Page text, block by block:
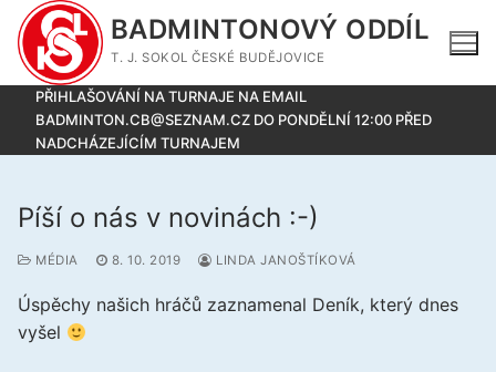
Přeskočit
na
obsah
BADMINTONOVÝ ODDÍL
T. J. SOKOL ČESKÉ BUDĚJOVICE
PŘIHLAŠOVÁNÍ NA TURNAJE NA EMAIL
BADMINTON.CB@SEZNAM.CZ DO PONDĚLNÍ 12:00 PŘED
NADCHÁZEJÍCÍM TURNAJEM
Píší o nás v novinách :-)
MÉDIA 8. 10. 2019 LINDA JANOŠTÍKOVÁ
Úspěchy našich hráčů zaznamenal Deník, který dnes
vyšel